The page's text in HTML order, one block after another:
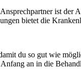
ist der
bietet die
du so gut wie
an in die